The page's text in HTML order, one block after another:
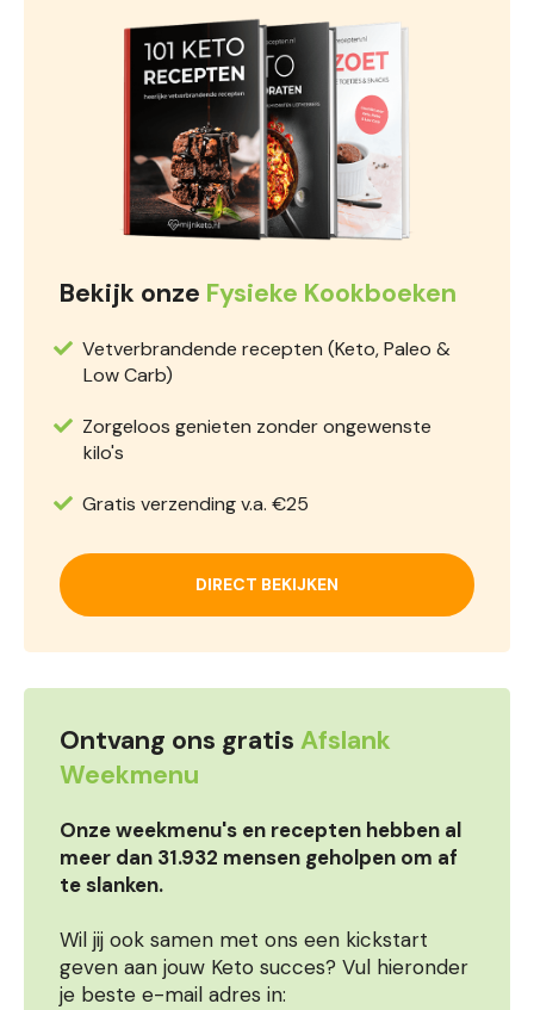
Bekijk onze Fysieke Kookboeken
Vetverbrandende recepten (Keto, Paleo &
Low Carb)
Zorgeloos genieten zonder ongewenste
kilo's
Gratis verzending v.a. €25
DIRECT BEKIJKEN
Ontvang ons gratis Afslank
Weekmenu
Onze weekmenu's en recepten hebben al
meer dan 31.932 mensen geholpen om af
te slanken.
Wil jij ook samen met ons een kickstart
geven aan jouw Keto succes? Vul hieronder
je beste e-mail adres in: